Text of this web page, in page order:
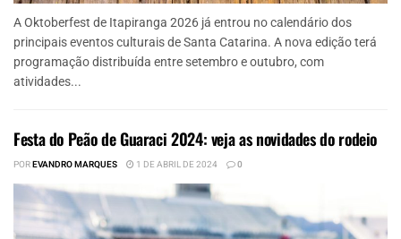
A Oktoberfest de Itapiranga 2026 já entrou no calendário dos
principais eventos culturais de Santa Catarina. A nova edição terá
programação distribuída entre setembro e outubro, com
atividades...
Festa do Peão de Guaraci 2024: veja as novidades do rodeio
POREVANDRO MARQUES 1 DE ABRIL DE 2024 0